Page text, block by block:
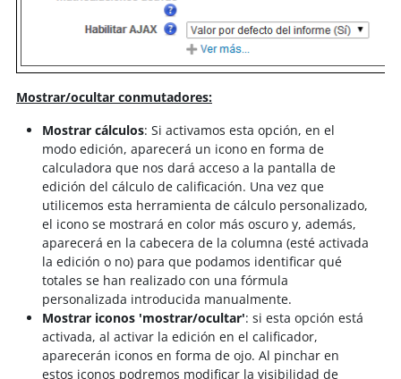
Mostrar/ocultar conmutadores:
Mostrar cálculos: Si activamos esta opción, en el
modo edición, aparecerá un icono en forma de
calculadora que nos dará acceso a la pantalla de
edición del cálculo de calificación. Una vez que
utilicemos esta herramienta de cálculo personalizado,
el icono se mostrará en color más oscuro y, además,
aparecerá en la cabecera de la columna (esté activada
la edición o no) para que podamos identificar qué
totales se han realizado con una fórmula
personalizada introducida manualmente.
Mostrar iconos 'mostrar/ocultar': si esta opción está
activada, al activar la edición en el calificador,
aparecerán iconos en forma de ojo. Al pinchar en
estos iconos podremos modificar la visibilidad de